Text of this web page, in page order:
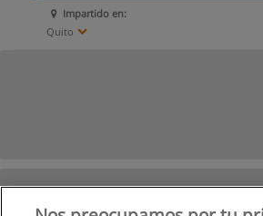
Impartido en:
Quito